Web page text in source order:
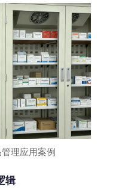
理应用案例
辑